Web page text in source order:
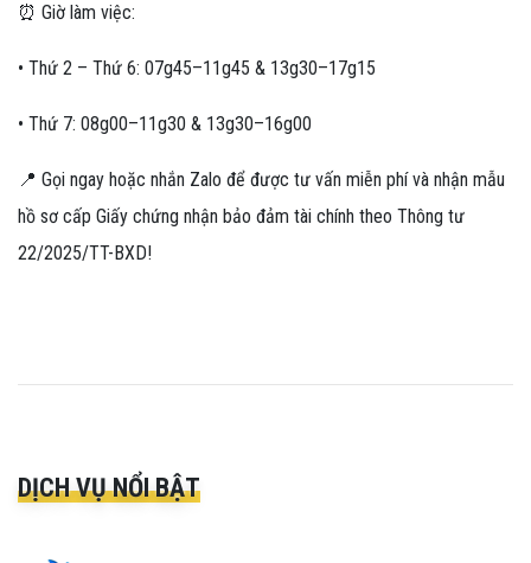
⏰ Giờ làm việc:
• Thứ 2 – Thứ 6: 07g45–11g45 & 13g30–17g15
• Thứ 7: 08g00–11g30 & 13g30–16g00
📍 Gọi ngay hoặc nhắn Zalo để được tư vấn miễn phí và nhận mẫu
hồ sơ cấp Giấy chứng nhận bảo đảm tài chính theo Thông tư
22/2025/TT-BXD!
DỊCH VỤ NỔI BẬT